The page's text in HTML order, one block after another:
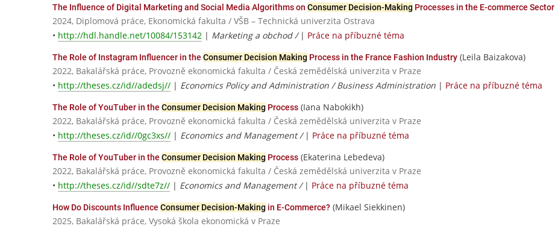
The Influence of Digital Marketing and Social Media Algorithms on Consumer Decision-Making Processes in the E-commerce Sector
2024, Diplomová práce, Ekonomická fakulta / VŠB – Technická univerzita Ostrava
• http://hdl.handle.net/10084/153142 | Marketing a obchod / | Práce na příbuzné téma
The Role of Instagram Influencer in the Consumer Decision Making Process in the France Fashion Industry (Leila Baizakova)
2022, Bakalářská práce, Provozně ekonomická fakulta / Česká zemědělská univerzita v Praze
• http://theses.cz/id//adedsj// | Economics Policy and Administration / Business Administration | Práce na příbuzné téma
The Role of YouTuber in the Consumer Decision Making Process (Iana Nabokikh)
2022, Bakalářská práce, Provozně ekonomická fakulta / Česká zemědělská univerzita v Praze
• http://theses.cz/id//0gc3xs// | Economics and Management / | Práce na příbuzné téma
The Role of YouTuber in the Consumer Decision Making Process (Ekaterina Lebedeva)
2022, Bakalářská práce, Provozně ekonomická fakulta / Česká zemědělská univerzita v Praze
• http://theses.cz/id//sdte7z// | Economics and Management / | Práce na příbuzné téma
How Do Discounts Influence Consumer Decision-Making in E-Commerce? (Mikael Siekkinen)
2025, Bakalářská práce, Vysoká škola ekonomická v Praze